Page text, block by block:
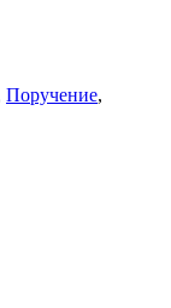
Поручение,